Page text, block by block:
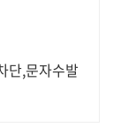
단,문자수발